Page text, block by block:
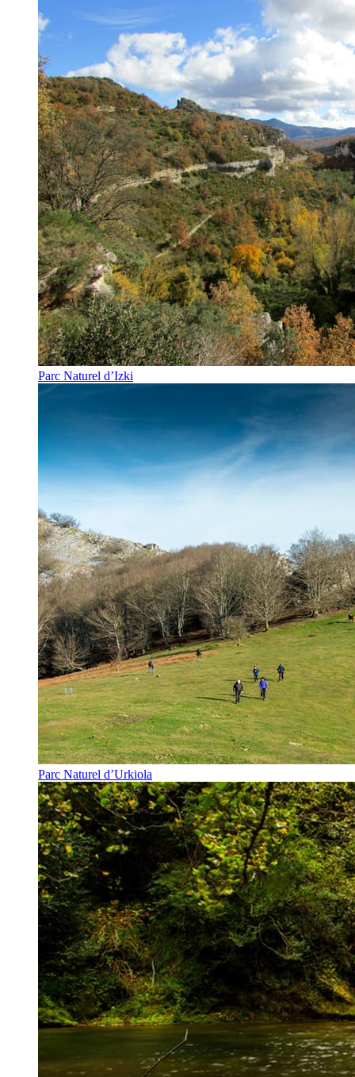
Parc Naturel d’Izki
Parc Naturel d’Urkiola